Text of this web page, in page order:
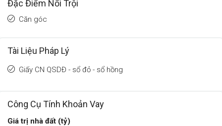
Đặc Điểm Nổi Trội
Căn góc
Tài Liệu Pháp Lý
Giấy CN QSDĐ - sổ đỏ - sổ hồng
Công Cụ Tính Khoản Vay
Giá trị nhà đất (tỷ)